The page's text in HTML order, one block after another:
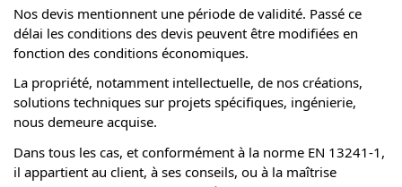
Nos devis mentionnent une période de validité. Passé ce
délai les conditions des devis peuvent être modifiées en
fonction des conditions économiques.
La propriété, notamment intellectuelle, de nos créations,
solutions techniques sur projets spécifiques, ingénierie,
nous demeure acquise.
Dans tous les cas, et conformément à la norme EN 13241-1,
il appartient au client, à ses conseils, ou à la maîtrise